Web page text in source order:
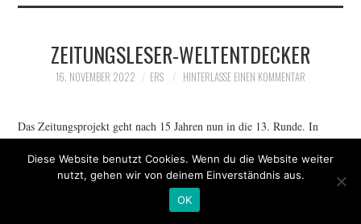
ZEITUNGSLESER-WELTENTDECKER
16. NOVEMBER 2022 ERS HINTERLASSE EINEN KOMMENTAR
Das Zeitungsprojekt geht nach 15 Jahren nun in die 13. Runde. In
Klassen bekommen in den nächsten fünf Wochen täglich die
Lüneburger Landeszeitung, führen dazu ein Lesetagebuch…
Diese Website benutzt Cookies. Wenn du die Website weiter
nutzt, gehen wir von deinem Einverständnis aus.
OK